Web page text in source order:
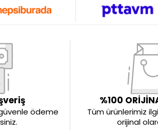
ödeme
%100
Tüm ürünlerimiz
orijinal